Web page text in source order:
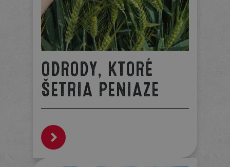
ODRODY, KTORÉ
ŠETRIA PENIAZE